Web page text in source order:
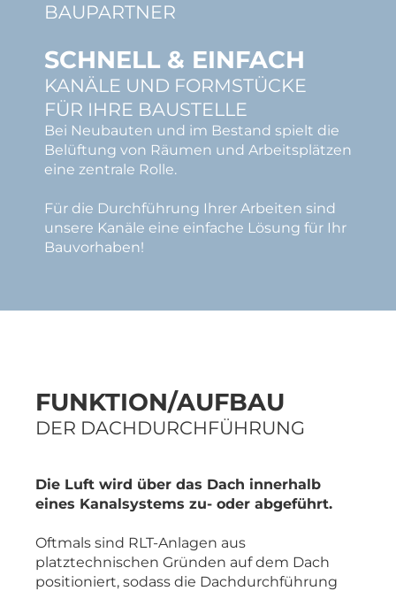
BAUPARTNER
SCHNELL & EINFACH
KANÄLE UND FORMSTÜCKE
FÜR IHRE BAUSTELLE
Bei Neubauten und im Bestand spielt die
Belüftung von Räumen und Arbeitsplätzen
eine zentrale Rolle.
Für die Durchführung Ihrer Arbeiten sind
unsere Kanäle eine einfache Lösung für Ihr
Bauvorhaben!
FUNKTION/AUFBAU
DER DACHDURCHFÜHRUNG
Die Luft wird über das Dach innerhalb
eines Kanalsystems zu- oder abgeführt.
Oftmals sind RLT-Anlagen aus
platztechnischen Gründen auf dem Dach
positioniert, sodass die Dachdurchführung